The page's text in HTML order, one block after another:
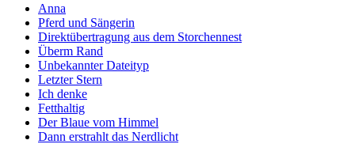
Anna
Pferd und Sängerin
Direktübertragung aus dem Storchennest
Überm Rand
Unbekannter Dateityp
Letzter Stern
Ich denke
Fetthaltig
Der Blaue vom Himmel
Dann erstrahlt das Nerdlicht